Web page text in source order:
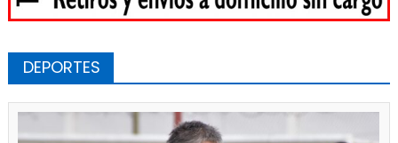
DEPORTES